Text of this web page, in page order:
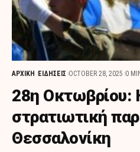
ΑΡΧΙΚΗ ΕΙΔΗΣΕΙΣ OCTOBER 28, 2025 0
28η Οκτωβρίου:
στρατιωτική
Θεσσαλονίκη